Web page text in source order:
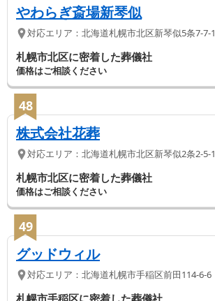
やわらぎ斎場新琴似
対応エリア： 北海道札幌市北区新琴似5条7-7-1
札幌市北区に密着した葬儀社
価格はご相談ください
48
株式会社花葬
対応エリア： 北海道札幌市北区新琴似2条2-5-1
札幌市北区に密着した葬儀社
価格はご相談ください
49
グッドウィル
対応エリア： 北海道札幌市手稲区前田114-6-6